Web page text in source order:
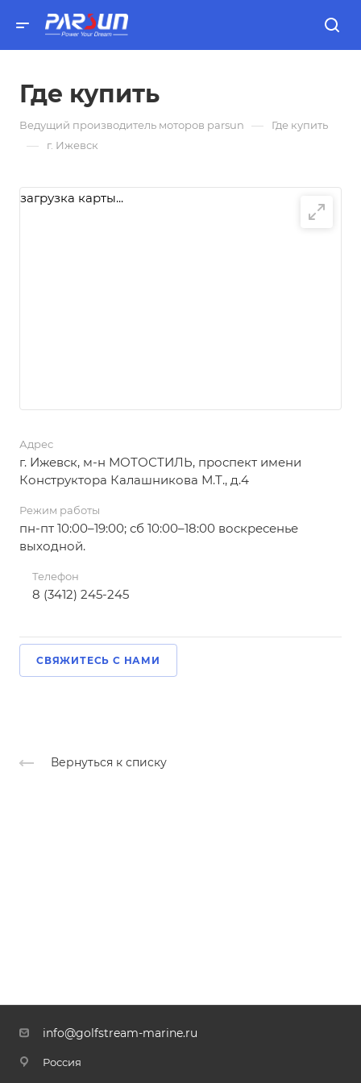
Где купить
Ведущий производитель моторов parsun — Где купить
— г. Ижевск
Адрес
г. Ижевск, м-н МОТОСТИЛЬ, проспект имени
Конструктора Калашникова М.Т., д.4
Режим работы
пн-пт 10:00–19:00; сб 10:00–18:00 воскресенье
выходной.
Телефон
8 (3412) 245-245
СВЯЖИТЕСЬ С НАМИ
загрузка карты...
Вернуться к списку
info@golfstream-marine.ru
Россия